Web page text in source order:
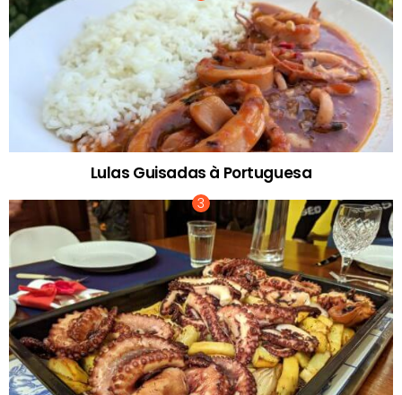
Lulas Guisadas à Portuguesa